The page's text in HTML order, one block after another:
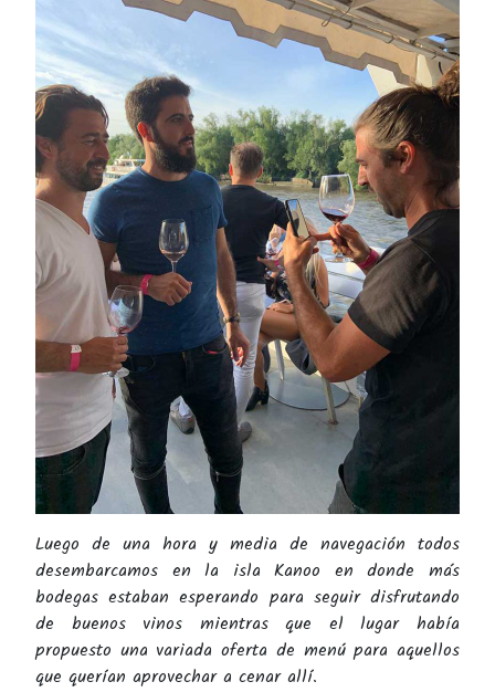
Luego de una hora y media de navegación todos
desembarcamos en la isla Kanoo en donde más
bodegas estaban esperando para seguir disfrutando
de buenos vinos mientras que el lugar había
propuesto una variada oferta de menú para aquellos
que querían aprovechar a cenar allí.